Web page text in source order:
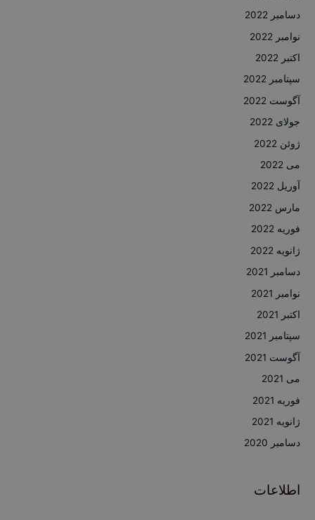
دسامبر 2022
نوامبر 2022
اکتبر 2022
سپتامبر 2022
آگوست 2022
جولای 2022
ژوئن 2022
می 2022
آوریل 2022
مارس 2022
فوریه 2022
ژانویه 2022
دسامبر 2021
نوامبر 2021
اکتبر 2021
سپتامبر 2021
آگوست 2021
می 2021
فوریه 2021
ژانویه 2021
دسامبر 2020
اطلاعات